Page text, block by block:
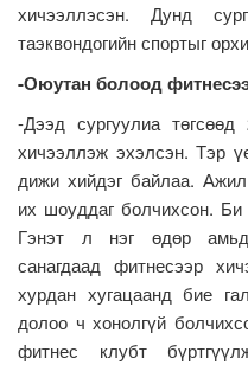
хичээллэсэн. Дунд
таэквондогийн спортыг
-Оюутан болоод
-Дээд сургуулиа
хичээллэж эхэлсэн. Тэр
дижи хийдэг байлаа.
их шоуддаг болчихсон. Би
Гэнэт л нэг өдөр
санагдаад фитнесээр
хурдан хугацаанд бие
долоо ч хонолгүй
фитнес клубт